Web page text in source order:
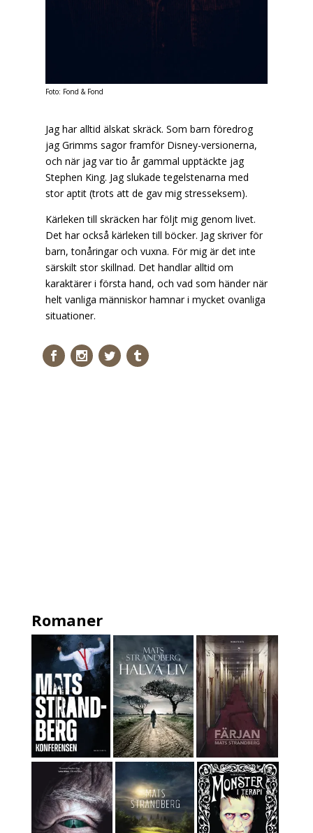
Foto: Fond & Fond
Jag har alltid älskat skräck. Som barn föredrog
jag Grimms sagor framför Disney-versionerna,
och när jag var tio år gammal upptäckte jag
Stephen King. Jag slukade tegelstenarna med
stor aptit (trots att de gav mig stresseksem).
Kärleken till skräcken har följt mig genom livet.
Det har också kärleken till böcker. Jag skriver för
barn, tonåringar och vuxna. För mig är det inte
särskilt stor skillnad. Det handlar alltid om
karaktärer i första hand, och vad som händer när
helt vanliga människor hamnar i mycket ovanliga
situationer.
Romaner